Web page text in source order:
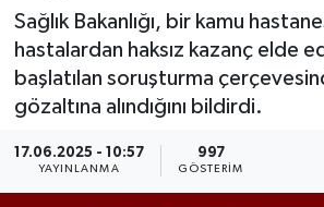
Sağlık Bakanlığı, bir kamu
hastalardan haksız kazanç elde
başlatılan soruşturma
gözaltına alındığını bildirdi.
17.06.2025 - 10:57
YAYINLANMA
997
GÖSTERIM
Kültür ve Sanat
Resmi İlanlar
Son Dakika Haberleri
Haber Arşivi